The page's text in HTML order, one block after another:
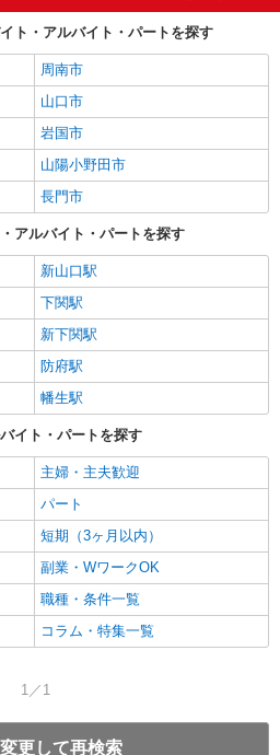
ト・アルバイト・パートを探す
周南市
山口市
岩国市
山陽小野田市
長門市
アルバイト・パートを探す
新山口駅
下関駅
新下関駅
防府駅
幡生駅
イト・パートを探す
主婦・主夫歓迎
パート
短期（3ヶ月以内）
副業・WワークOK
職種・条件一覧
コラム・特集一覧
1／1
更して再検索